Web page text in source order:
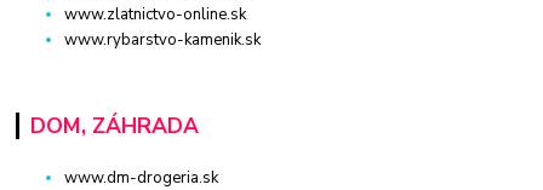
www.zlatnictvo-online.sk
www.rybarstvo-kamenik.sk
DOM, ZÁHRADA
www.dm-drogeria.sk